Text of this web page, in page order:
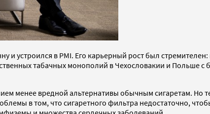
и устроился в PMI. Его карьерный рост был
табачных монополий в Чехословакии и Польше с
менее вредной альтернативы обычным сигаретам. Но
в том, что сигаретного фильтра недостаточно,